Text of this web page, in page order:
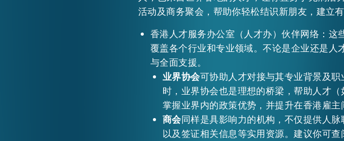
活动及商务聚会，帮助你轻松结识新朋友，建立
香港人才服务办公室（人才办）伙伴网络：这
覆盖各个行业和专业领域。不论是企业还是人
与全面支援。
业界协会可协助人才对接与其专业背景及
时，业界协会也是理想的桥梁，帮助人才
掌握业界内的政策优势，并提升在香港雇主
商会同样是具影响力的机构，不仅提供人
以及签证相关信息等实用资源。建议你可